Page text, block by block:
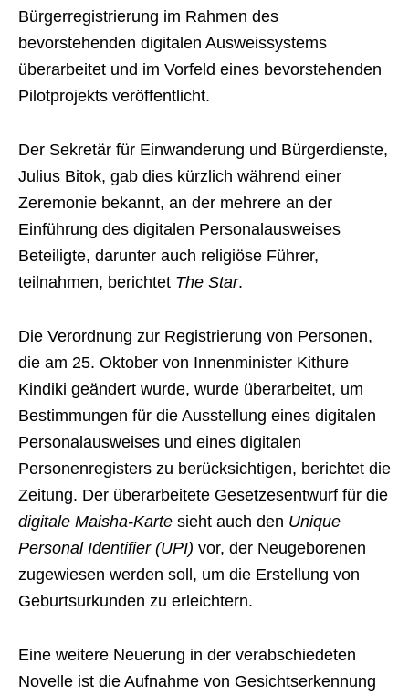
Bürgerregistrierung im Rahmen des
bevorstehenden digitalen Ausweissystems
überarbeitet und im Vorfeld eines bevorstehenden
Pilotprojekts veröffentlicht.
Der Sekretär für Einwanderung und Bürgerdienste,
Julius Bitok, gab dies kürzlich während einer
Zeremonie bekannt, an der mehrere an der
Einführung des digitalen Personalausweises
Beteiligte, darunter auch religiöse Führer,
teilnahmen, berichtet The Star.
Die Verordnung zur Registrierung von Personen,
die am 25. Oktober von Innenminister Kithure
Kindiki geändert wurde, wurde überarbeitet, um
Bestimmungen für die Ausstellung eines digitalen
Personalausweises und eines digitalen
Personenregisters zu berücksichtigen, berichtet die
Zeitung. Der überarbeitete Gesetzesentwurf für die
digitale Maisha-Karte sieht auch den Unique
Personal Identifier (UPI) vor, der Neugeborenen
zugewiesen werden soll, um die Erstellung von
Geburtsurkunden zu erleichtern.
Eine weitere Neuerung in der verabschiedeten
Novelle ist die Aufnahme von Gesichtserkennung